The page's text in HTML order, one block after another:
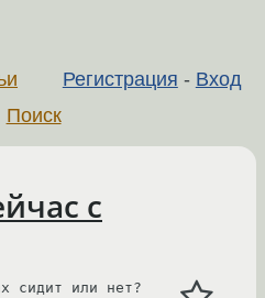
Регистрация - Вход
Поиск
с
сидит или нет?